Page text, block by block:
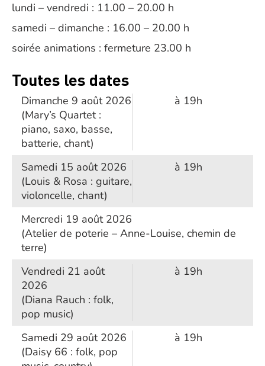
lundi – vendredi : 11.00 – 20.00 h
samedi – dimanche : 16.00 – 20.00 h
soirée animations : fermeture 23.00 h
Toutes les dates
Dimanche 9 août 2026
(Mary’s Quartet :
piano, saxo, basse,
batterie, chant)
à 19h
Samedi 15 août 2026
(Louis & Rosa : guitare,
violoncelle, chant)
à 19h
Mercredi 19 août 2026
(Atelier de poterie – Anne-Louise, chemin de
terre)
Vendredi 21 août
2026
(Diana Rauch : folk,
pop music)
à 19h
Samedi 29 août 2026
(Daisy 66 : folk, pop
à 19h